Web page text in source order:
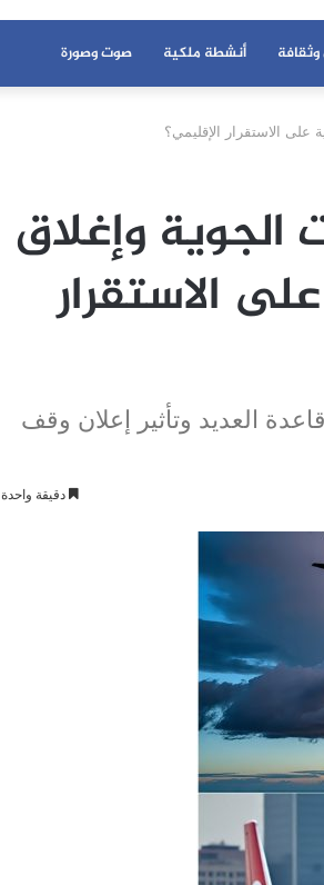
أنشطة ملكية صوت وصورة
على الاستقرار الإقليمي؟
الجوية وإغلاق
الاستقرار
العديد وتأثير إعلان وقف
دقيقة واحدة